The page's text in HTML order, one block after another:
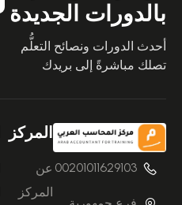
بالدورات الجديدة
أحدث الدورات ونصائح التعلُّم
تصلك مباشرةً إلى بريدك
00201011629103
المركز
عن
المركز